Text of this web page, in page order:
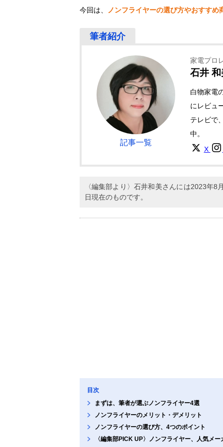
今回は、 ノンフライヤーの選び方やおすすめ
記事一覧
家電プロ
石井 和
白物家電
にレビュ
テレビで
中。
X
〈編集部より〉石井和美さんには2023年
日現在のものです。
目次
まずは、筆者が選ぶノンフライヤー4選
ノンフライヤーのメリット・デメリット
ノンフライヤーの選び方、4つのポイント
〈編集部PICK UP〉ノンフライヤー、人気メ